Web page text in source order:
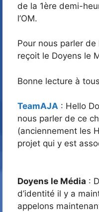
de la 1ère demi-
l’OM.
Pour nous parler
reçoit le Doyens le
Bonne lecture à
TeamAJA : Hello
nous parler de ce
(anciennement les
projet qui y est
Doyens le Média :
d’identité il y a
appelons